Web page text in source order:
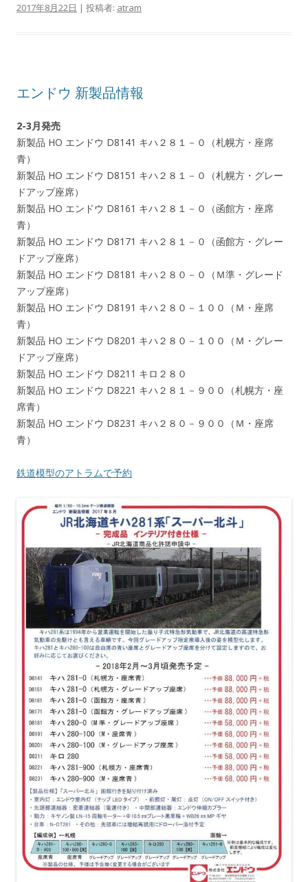
2017年8月22日 | 投稿者: atram
エンドウ 新製品情報
2-3月発売
新製品 HO エンドウ D8141 キハ２８１－０（札幌方・座席
青）
新製品 HO エンドウ D8151 キハ２８１－０（札幌方・グレー
ドアップ座席）
新製品 HO エンドウ D8161 キハ２８１－０（函館方・座席
青）
新製品 HO エンドウ D8171 キハ２８１－０（函館方・グレー
ドアップ座席）
新製品 HO エンドウ D8181 キハ２８０－０（Ｍ準・グレード
アップ座席）
新製品 HO エンドウ D8191 キハ２８０－１００（Ｍ・座席
青）
新製品 HO エンドウ D8201 キハ２８０－１００（Ｍ・グレー
ドアップ座席）
新製品 HO エンドウ D8211 キロ２８０
新製品 HO エンドウ D8221 キハ２８１－９００（札幌方・座
席青）
新製品 HO エンドウ D8231 キハ２８０－９００（Ｍ・座席
青）
鉄道模型のアトラムで予約